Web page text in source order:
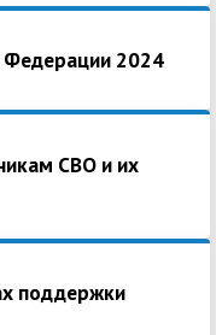
Федерации 2024
СВО и их
поддержки